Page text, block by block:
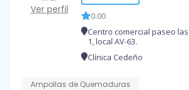
Ver perfil
0.00
Centro comercial paseo
1, local AV-63.
Clínica Cedeño
Ampollas de Quemaduras